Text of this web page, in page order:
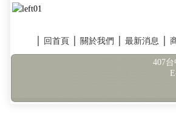
回首頁 關於我們 最新消息
407